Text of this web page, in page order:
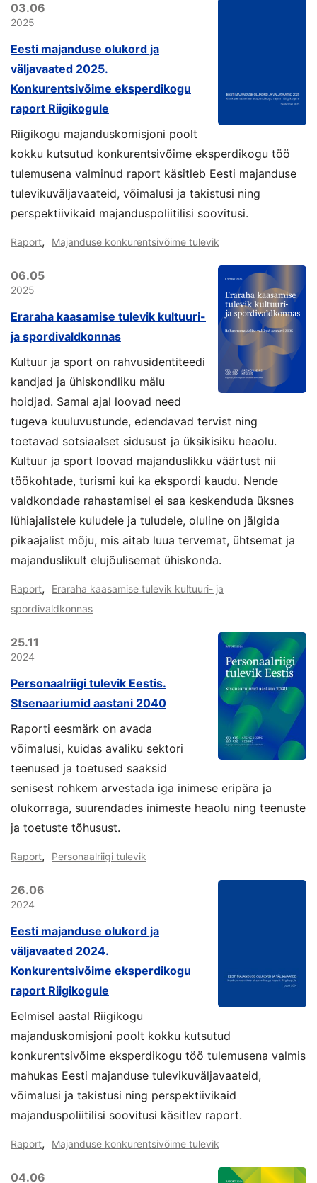
03.06
2025
Eesti majanduse olukord ja
väljavaated 2025.
Konkurentsivõime eksperdikogu
raport Riigikogule
Riigikogu majanduskomisjoni poolt
kokku kutsutud konkurentsivõime eksperdikogu töö
tulemusena valminud raport käsitleb Eesti majanduse
tulevikuväljavaateid, võimalusi ja takistusi ning
perspektiivikaid majanduspoliitilisi soovitusi.
Raport, Majanduse konkurentsivõime tulevik
06.05
2025
Eraraha kaasamise tulevik kultuuri-
ja spordivaldkonnas
Kultuur ja sport on rahvusidentiteedi
kandjad ja ühiskondliku mälu
hoidjad. Samal ajal loovad need
tugeva kuuluvustunde, edendavad tervist ning
toetavad sotsiaalset sidusust ja üksikisiku heaolu.
Kultuur ja sport loovad majanduslikku väärtust nii
töökohtade, turismi kui ka ekspordi kaudu. Nende
valdkondade rahastamisel ei saa keskenduda üksnes
lühiajalistele kuludele ja tuludele, oluline on jälgida
pikaajalist mõju, mis aitab luua tervemat, ühtsemat ja
majanduslikult elujõulisemat ühiskonda.
Raport,
Eraraha kaasamise tulevik kultuuri- ja
spordivaldkonnas
25.11
2024
Personaalriigi tulevik Eestis.
Stsenaariumid aastani 2040
Raporti eesmärk on avada
võimalusi, kuidas avaliku sektori
teenused ja toetused saaksid
senisest rohkem arvestada iga inimese eripära ja
olukorraga, suurendades inimeste heaolu ning teenuste
ja toetuste tõhusust.
Raport, Personaalriigi tulevik
26.06
2024
Eesti majanduse olukord ja
väljavaated 2024.
Konkurentsivõime eksperdikogu
raport Riigikogule
Eelmisel aastal Riigikogu
majanduskomisjoni poolt kokku kutsutud
konkurentsivõime eksperdikogu töö tulemusena valmis
mahukas Eesti majanduse tulevikuväljavaateid,
võimalusi ja takistusi ning perspektiivikaid
majanduspoliitilisi soovitusi käsitlev raport.
Raport, Majanduse konkurentsivõime tulevik
04.06